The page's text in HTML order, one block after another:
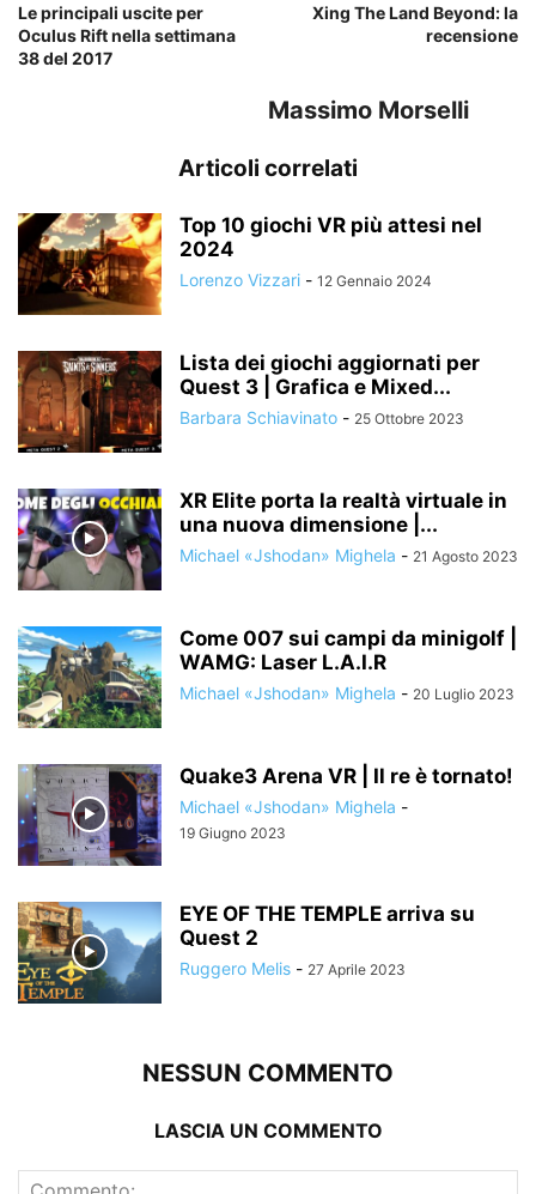
Le principali uscite per
Oculus Rift nella settimana
38 del 2017
Xing The Land Beyond: la
recensione
Massimo Morselli
Articoli correlati
Top 10 giochi VR più attesi nel
2024
Lorenzo Vizzari - 12 Gennaio 2024
Lista dei giochi aggiornati per
Quest 3 | Grafica e Mixed...
Barbara Schiavinato - 25 Ottobre 2023
XR Elite porta la realtà virtuale in
una nuova dimensione |...
Michael «Jshodan» Mighela - 21 Agosto 2023
Come 007 sui campi da minigolf |
WAMG: Laser L.A.I.R
Michael «Jshodan» Mighela - 20 Luglio 2023
Quake3 Arena VR | Il re è tornato!
Michael «Jshodan» Mighela -
19 Giugno 2023
EYE OF THE TEMPLE arriva su
Quest 2
Ruggero Melis - 27 Aprile 2023
NESSUN COMMENTO
LASCIA UN COMMENTO